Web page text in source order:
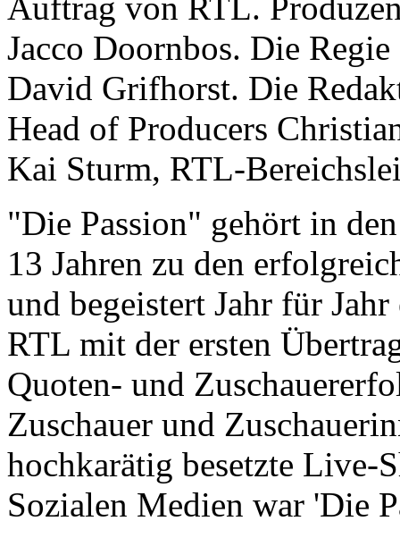
Jacco Doornbos. Die
David Grifhorst. Die
Head of Producers
Kai Sturm, RTL-
"Die Passion" gehört in
13 Jahren zu den
und begeistert Jahr für
RTL mit der ersten
Quoten- und
Zuschauer und
hochkarätig besetzte Live-
Sozialen Medien war 'Die